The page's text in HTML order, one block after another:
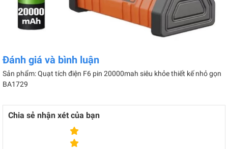
Đánh giá và bình luận
Sản phẩm: Quạt tích điện F6 pin 20000mah siêu khỏe thiết kế nhỏ gọn
BA1729
Chia sẻ nhận xét của bạn